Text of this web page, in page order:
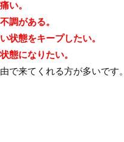
い。
調がある。
状態をキープしたい。
態になりたい。
で来てくれる方が多いです。